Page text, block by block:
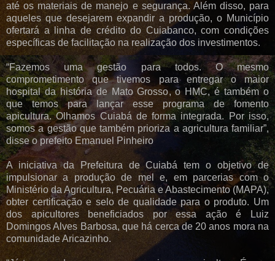
até os materiais de manejo e segurança. Além disso, para
aqueles que desejarem expandir a produção, o Município
ofertará a linha de crédito do Cuiabanco, com condições
específicas de facilitação na realização dos investimentos.
“Fazemos uma gestão para todos. O mesmo
comprometimento que tivemos para entregar o maior
hospital da história de Mato Grosso, o HMC, é também o
que temos para lançar esse programa de fomento
apicultura. Olhamos Cuiabá de forma integrada. Por isso,
somos a gestão que também prioriza a agricultura familiar”,
disse o prefeito Emanuel Pinheiro
A iniciativa da Prefeitura de Cuiabá tem o objetivo de
impulsionar a produção de mel e, em parcerias com o
Ministério da Agricultura, Pecuária e Abastecimento (MAPA),
obter certificação e selo de qualidade para o produto. Um
dos apicultores beneficiados por essa ação é Luiz
Domingos Alves Barbosa, que há cerca de 20 anos mora na
comunidade Aricazinho.